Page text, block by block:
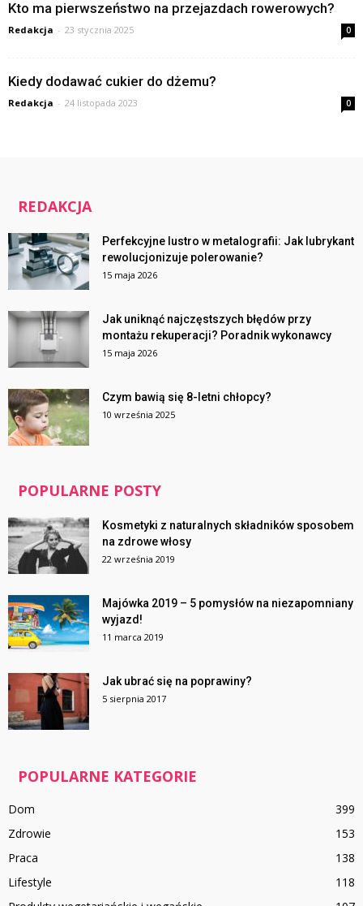
Kto ma pierwszeństwo na przejazdach rowerowych?
Redakcja - 23 stycznia 2025 0
Kiedy dodawać cukier do dżemu?
Redakcja - 24 listopada 2023 0
REDAKCJA
Perfekcyjne lustro w metalografii: Jak lubrykant
rewolucjonizuje polerowanie?
15 maja 2026
Jak uniknąć najczęstszych błędów przy
montażu rekuperacji? Poradnik wykonawcy
15 maja 2026
Czym bawią się 8-letni chłopcy?
10 września 2025
POPULARNE POSTY
Kosmetyki z naturalnych składników sposobem
na zdrowe włosy
22 września 2019
Majówka 2019 – 5 pomysłów na niezapomniany
wyjazd!
11 marca 2019
Jak ubrać się na poprawiny?
5 sierpnia 2017
POPULARNE KATEGORIE
Dom
399
Zdrowie
153
Praca
138
Lifestyle
118